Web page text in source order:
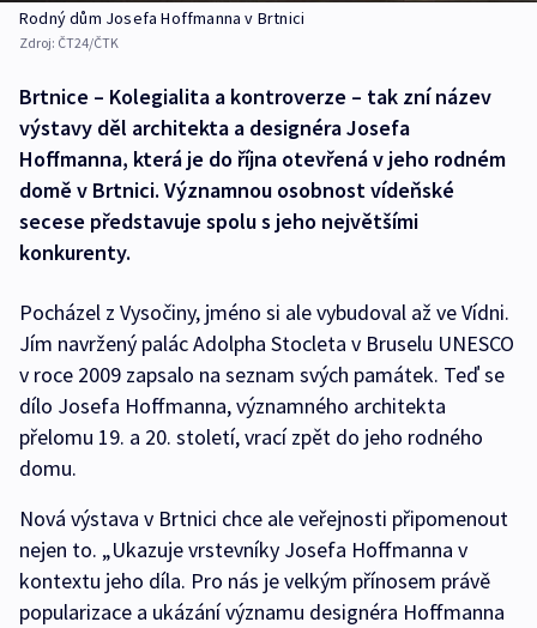
Rodný dům Josefa Hoffmanna v Brtnici
Zdroj: ČT24/ČTK
Brtnice – Kolegialita a kontroverze – tak zní název
výstavy děl architekta a designéra Josefa
Hoffmanna, která je do října otevřená v jeho rodném
domě v Brtnici. Významnou osobnost vídeňské
secese představuje spolu s jeho největšími
konkurenty.
Pocházel z Vysočiny, jméno si ale vybudoval až ve Vídni.
Jím navržený palác Adolpha Stocleta v Bruselu UNESCO
v roce 2009 zapsalo na seznam svých památek. Teď se
dílo Josefa Hoffmanna, významného architekta
přelomu 19. a 20. století, vrací zpět do jeho rodného
domu.
Nová výstava v Brtnici chce ale veřejnosti připomenout
nejen to. „Ukazuje vrstevníky Josefa Hoffmanna v
kontextu jeho díla. Pro nás je velkým přínosem právě
popularizace a ukázání významu designéra Hoffmanna